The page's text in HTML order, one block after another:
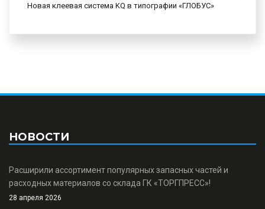
Новая клеевая система KQ в типографии «ГЛОБУС»
НОВОСТИ
Расширили ассортимент популярных запасных частей и
расходных материалов со склада ГК «ТОРГПРЕСС»!
28 апреля 2026